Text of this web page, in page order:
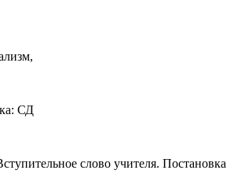
СД
слово учителя. Постановка